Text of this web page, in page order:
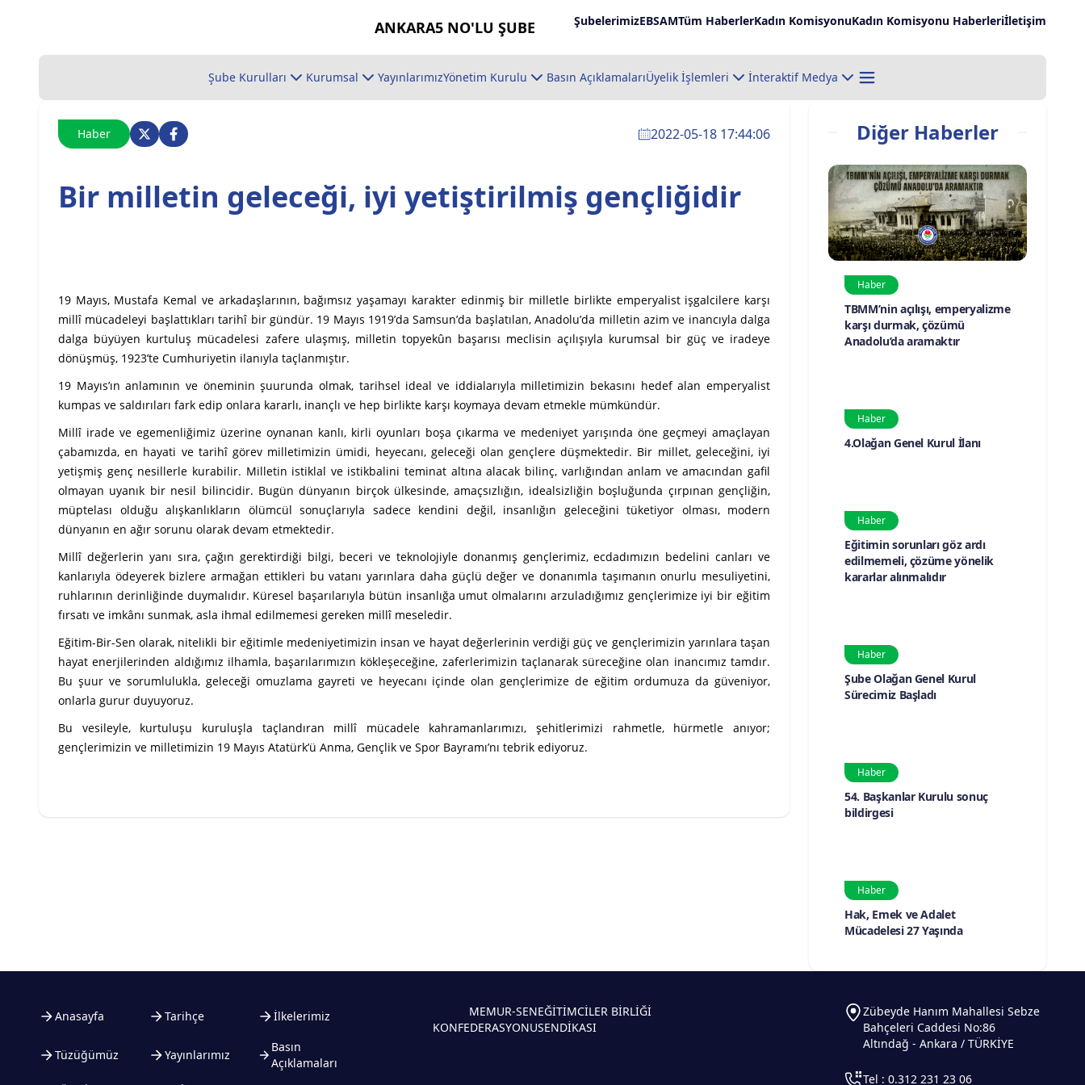
ANKARA5 NO'LU ŞUBE ŞubelerimizEBSAMTüm HaberlerKadın KomisyonuKadın Komisyonu Haberleriİletişim
Şube Kurulları Kurumsal YayınlarımızYönetim Kurulu Basın AçıklamalarıÜyelik İşlemleri İnteraktif Medya
Haber 2022-05-18 17:44:06
Bir milletin geleceği, iyi yetiştirilmiş gençliğidir
19 Mayıs, Mustafa Kemal ve arkadaşlarının, bağımsız yaşamayı karakter edinmiş bir milletle birlikte emperyalist işgalcilere karşı
millî mücadeleyi başlattıkları tarihî bir gündür. 19 Mayıs 1919’da Samsun’da başlatılan, Anadolu’da milletin azim ve inancıyla dalga
dalga büyüyen kurtuluş mücadelesi zafere ulaşmış, milletin topyekûn başarısı meclisin açılışıyla kurumsal bir güç ve iradeye
dönüşmüş, 1923’te Cumhuriyetin ilanıyla taçlanmıştır.
19 Mayıs’ın anlamının ve öneminin şuurunda olmak, tarihsel ideal ve iddialarıyla milletimizin bekasını hedef alan emperyalist
kumpas ve saldırıları fark edip onlara kararlı, inançlı ve hep birlikte karşı koymaya devam etmekle mümkündür.
Millî irade ve egemenliğimiz üzerine oynanan kanlı, kirli oyunları boşa çıkarma ve medeniyet yarışında öne geçmeyi amaçlayan
çabamızda, en hayati ve tarihî görev milletimizin ümidi, heyecanı, geleceği olan gençlere düşmektedir. Bir millet, geleceğini, iyi
yetişmiş genç nesillerle kurabilir. Milletin istiklal ve istikbalini teminat altına alacak bilinç, varlığından anlam ve amacından gafil
olmayan uyanık bir nesil bilincidir. Bugün dünyanın birçok ülkesinde, amaçsızlığın, idealsizliğin boşluğunda çırpınan gençliğin,
müptelası olduğu alışkanlıkların ölümcül sonuçlarıyla sadece kendini değil, insanlığın geleceğini tüketiyor olması, modern
dünyanın en ağır sorunu olarak devam etmektedir.
Millî değerlerin yanı sıra, çağın gerektirdiği bilgi, beceri ve teknolojiyle donanmış gençlerimiz, ecdadımızın bedelini canları ve
kanlarıyla ödeyerek bizlere armağan ettikleri bu vatanı yarınlara daha güçlü değer ve donanımla taşımanın onurlu mesuliyetini,
ruhlarının derinliğinde duymalıdır. Küresel başarılarıyla bütün insanlığa umut olmalarını arzuladığımız gençlerimize iyi bir eğitim
fırsatı ve imkânı sunmak, asla ihmal edilmemesi gereken millî meseledir.
Eğitim-Bir-Sen olarak, nitelikli bir eğitimle medeniyetimizin insan ve hayat değerlerinin verdiği güç ve gençlerimizin yarınlara taşan
hayat enerjilerinden aldığımız ilhamla, başarılarımızın kökleşeceğine, zaferlerimizin taçlanarak süreceğine olan inancımız tamdır.
Bu şuur ve sorumlulukla, geleceği omuzlama gayreti ve heyecanı içinde olan gençlerimize de eğitim ordumuza da güveniyor,
onlarla gurur duyuyoruz.
Bu vesileyle, kurtuluşu kuruluşla taçlandıran millî mücadele kahramanlarımızı, şehitlerimizi rahmetle, hürmetle anıyor;
gençlerimizin ve milletimizin 19 Mayıs Atatürk’ü Anma, Gençlik ve Spor Bayramı’nı tebrik ediyoruz.
Diğer Haberler
Haber
TBMM’nin açılışı, emperyalizme
karşı durmak, çözümü
Anadolu’da aramaktır
Haber
4.Olağan Genel Kurul İlanı
Haber
Eğitimin sorunları göz ardı
edilmemeli, çözüme yönelik
kararlar alınmalıdır
Haber
Şube Olağan Genel Kurul
Sürecimiz Başladı
Haber
54. Başkanlar Kurulu sonuç
bildirgesi
Haber
Hak, Emek ve Adalet
Mücadelesi 27 Yaşında
Anasayfa Tarihçe İlkelerimiz
Tüzüğümüz Yayınlarımız
Basın
Açıklamaları
MEMUR-SEN
KONFEDERASYONU
EĞİTİMCİLER BİRLİĞİ
SENDİKASI
Zübeyde Hanım Mahallesi Sebze
Bahçeleri Caddesi No:86
Altındağ - Ankara / TÜRKİYE
Tel : 0.312 231 23 06